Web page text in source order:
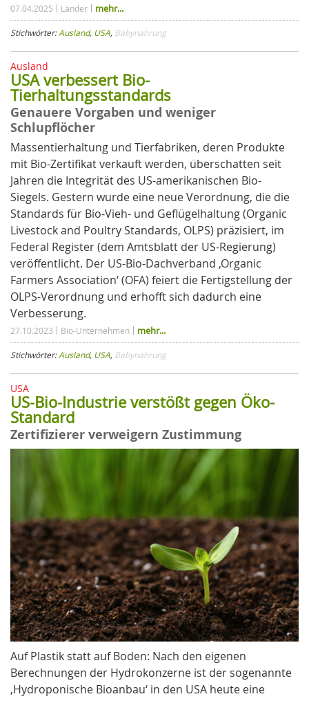
07.04.2025 Länder mehr...
Stichwörter:Ausland, USA, Babynahrung
Ausland
USA verbessert Bio-
Tierhaltungsstandards
Genauere Vorgaben und weniger
Schlupflöcher
Massentierhaltung und Tierfabriken, deren Produkte
mit Bio-Zertifikat verkauft werden, überschatten seit
Jahren die Integrität des US-amerikanischen Bio-
Siegels. Gestern wurde eine neue Verordnung, die die
Standards für Bio-Vieh- und Geflügelhaltung (Organic
Livestock and Poultry Standards, OLPS) präzisiert, im
Federal Register (dem Amtsblatt der US-Regierung)
veröffentlicht. Der US-Bio-Dachverband ‚Organic
Farmers Association‘ (OFA) feiert die Fertigstellung der
OLPS-Verordnung und erhofft sich dadurch eine
Verbesserung.
27.10.2023 Bio-Unternehmen mehr...
Stichwörter:Ausland, USA, Babynahrung
USA
US-Bio-Industrie verstößt gegen Öko-
Standard
Zertifizierer verweigern Zustimmung
Auf Plastik statt auf Boden: Nach den eigenen
Berechnungen der Hydrokonzerne ist der sogenannte
‚Hydroponische Bioanbau‘ in den USA heute eine